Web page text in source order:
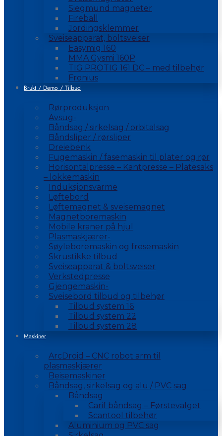
Siegmund magneter
Fireball
Jordingsklemmer
Sveiseapparat, boltsveiser
Easymig 160
MMA Gysmi 160P
TIG PROTIG 161 DC – med tilbehør
Fronius
Brukt / Demo / Tilbud
Rørproduksjon
Avsug-
Båndsag / sirkelsag / orbitalsag
Båndsliper / rørsliper
Dreiebenk
Fugemaskin / fasemaskin til plater og rør
Horisontalpresse – Kantpresse – Platesaks
– lokkemaskin
Induksjonsvarme
Løftebord
Løftemagnet & sveisemagnet
Magnetboremaskin
Mobile kraner på hjul
Plasmaskjærer-
Søyleboremaskin og fresemaskin
Skrustikke tilbud
Sveiseapparat & boltsveiser
Verkstedpresse
Gjengemaskin-
Sveisebord tilbud og tilbehør
Tilbud system 16
Tilbud system 22
Tilbud system 28
Maskiner
ArcDroid – CNC robot arm til
plasmaskjærer
Beisemaskiner
Båndsag, sirkelsag og alu / PVC sag
Båndsag
Carif båndsag – Førstevalget
Scantool tilbehør
Aluminium og PVC sag